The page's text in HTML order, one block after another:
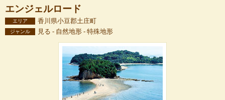
エンジェルロード
エリア 香川県小豆郡土庄町
ジャンル 見る - 自然地形 - 特殊地形